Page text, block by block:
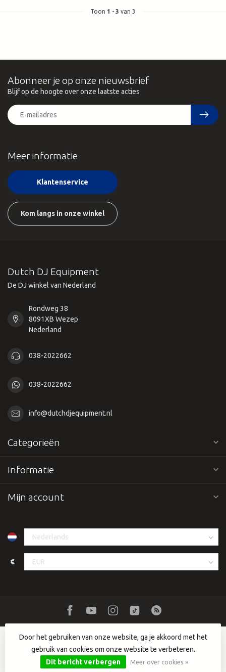
Toon 1 - 3 van 3
Meer informatie
Klantenservice
Kom langs in onze winkel
Abonneer je op onze nieuwsbrief
Blijf op de hoogte over onze laatste acties
Dutch DJ Equipment
De DJ winkel van Nederland
Rondweg 38
8091XB Wezep
Nederland
038-2022662
038-2022662
info@dutchdjequipment.nl
Categorieën
Informatie
Mijn account
€
© Copyright 2026 Dutch DJ Equipment- Powered byLightspeed
Lightspeed designby Dyvelopment
Door het gebruiken van onze website, ga je akkoord met het
gebruik van cookies om onze website te verbeteren.
Dit bericht verbergen
Meer over cookies »